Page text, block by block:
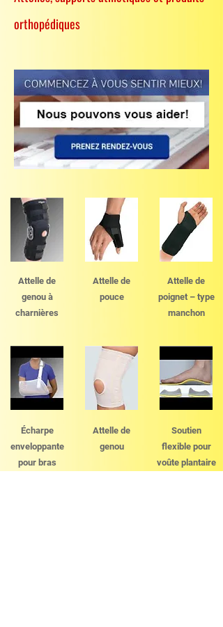
orthopédiques
Attelle de
genou à
charnières
Attelle de
pouce
Attelle de
poignet – type
manchon
Écharpe
enveloppante
pour bras
Attelle de
genou
Soutien
flexible pour
voûte plantaire